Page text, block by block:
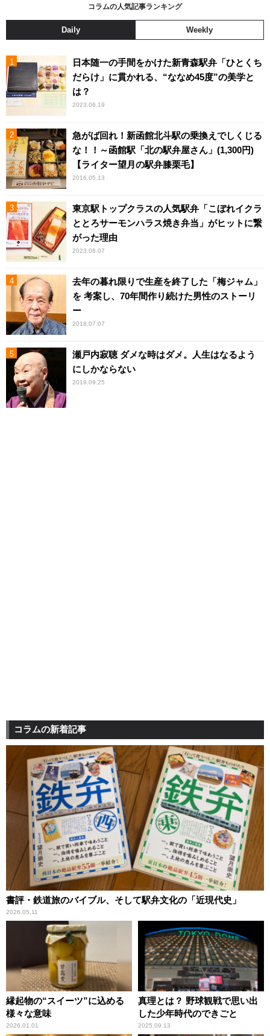
コラムの人気記事ランキング
Daily Weekly
日本随一の手間をかけた新青森駅弁「ひとくち
だらけ」に貫かれる、“ななめ45度”の美学と
は？
2023.06.19
急がば回れ！新函館北斗駅の乗換えでしくじる
な！！～函館駅「北の駅弁屋さん」(1,300円)
【ライター望月の駅弁膝栗毛】
2016.05.13
東京駅トップクラスの人気駅弁「こぼれイクラ
ととろサーモンハラス焼き弁当」がヒットに繋
がった理由
2023.08.07
去年の暮れ限りで生産を終了した「梅ジャム」
を 考案し、70年間作り続けた男性のストーリ
ー
2018.07.07
瀬戸内寂聴 ダメな時はダメ。人生はなるよう
にしかならない
2019.09.25
コラムの新着記事
書評・鉄道旅のバイブル、そして駅弁文化の「近現代史」
2026.05.11
縁起物の“スイーツ”に込める
様々な意味
2026.01.01
真理とは？ 野球観戦で思い出
した少年時代のできごと
2025.09.13